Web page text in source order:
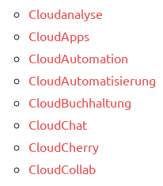
Cloudanalyse
CloudApps
CloudAutomation
CloudAutomatisierung
CloudBuchhaltung
CloudChat
CloudCherry
CloudCollab